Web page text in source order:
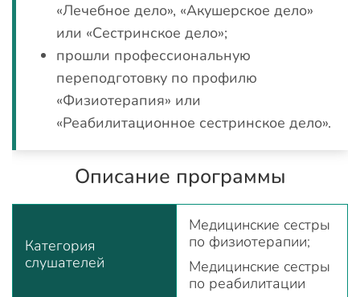
«Лечебное дело», «Акушерское дело»
или «Сестринское дело»;
прошли профессиональную
переподготовку по профилю
«Физиотерапия» или
«Реабилитационное сестринское дело».
Описание программы
Категория
слушателей
Медицинские сестры
по физиотерапии;
Медицинские сестры
по реабилитации